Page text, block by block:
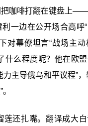
把咖啡打翻在键盘上
一边在公开场合高呼
对幕僚坦言“战场主
什么程度呢？他在欧
力主导俄乌和平议程”
莲还扎嘴。翻译成大